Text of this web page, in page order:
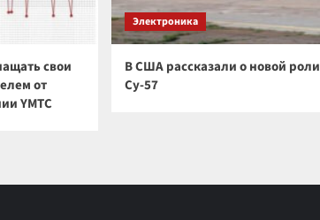
свои
от
YMTC
Электроника
В США рассказали о новой роли
Су-57